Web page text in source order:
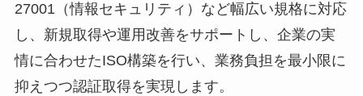
27001（情報セキュリティ）など幅広い規格に対応
し、新規取得や運用改善をサポートし、企業の実
情に合わせたISO構築を行い、業務負担を最小限に
抑えつつ認証取得を実現します。